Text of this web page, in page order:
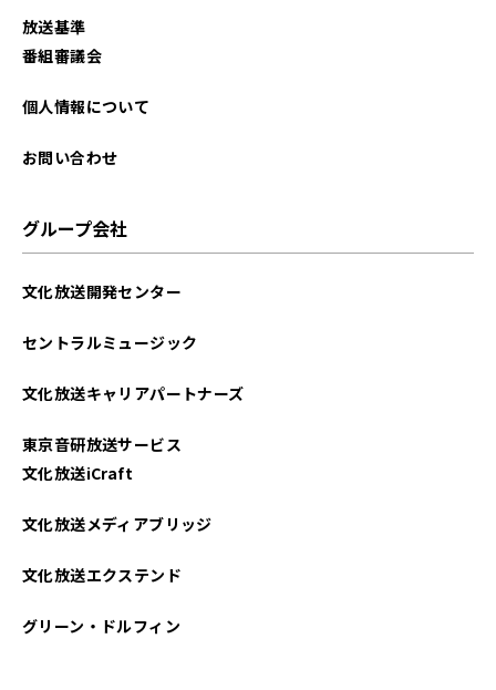
放送基準
番組審議会
個人情報について
お問い合わせ
グループ会社
文化放送開発センター
セントラルミュージック
文化放送キャリアパートナーズ
東京音研放送サービス
文化放送iCraft
文化放送メディアブリッジ
文化放送エクステンド
グリーン・ドルフィン